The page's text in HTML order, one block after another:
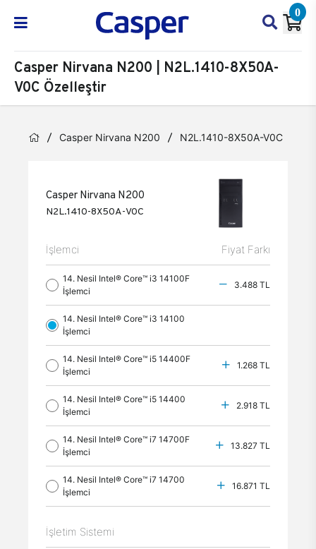
0
Casper Nirvana N200 | N2L.1410-8X50A-
V0C Özelleştir
Casper Nirvana N200 N2L.1410-8X50A-V0C
Casper Nirvana N200
N2L.1410-8X50A-V0C
İşlemci Fiyat Farkı
14. Nesil Intel® Core™ i3 14100F
İşlemci
3.488 TL
14. Nesil Intel® Core™ i3 14100
İşlemci
14. Nesil Intel® Core™ i5 14400F
İşlemci
1.268 TL
14. Nesil Intel® Core™ i5 14400
İşlemci
2.918 TL
14. Nesil Intel® Core™ i7 14700F
İşlemci
13.827 TL
14. Nesil Intel® Core™ i7 14700
İşlemci
16.871 TL
İşletim Sistemi